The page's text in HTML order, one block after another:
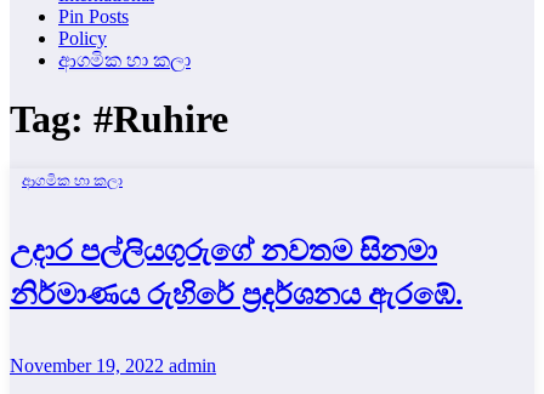
Pin Posts
Policy
ආගමික හා කලා
Tag: #Ruhire
ආගමික හා කලා
උදාර පල්ලියගුරුගේ නවතම සිනමා
නිර්මාණය රුහිරේ ප්‍රදර්ශනය ඇරඹේ.
November 19, 2022 admin